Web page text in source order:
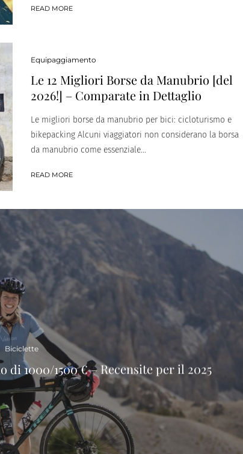
READ MORE
Equipaggiamento
Le 12 Migliori Borse da Manubrio [del
2026!] – Comparate in Dettaglio
Le migliori borse da manubrio per bici: cicloturismo e
bikepacking Alcuni viaggiatori non considerano la borsa
da manubrio come essenziale...
READ MORE
Biciclette
1000/1500 € – Recensite per il 2025